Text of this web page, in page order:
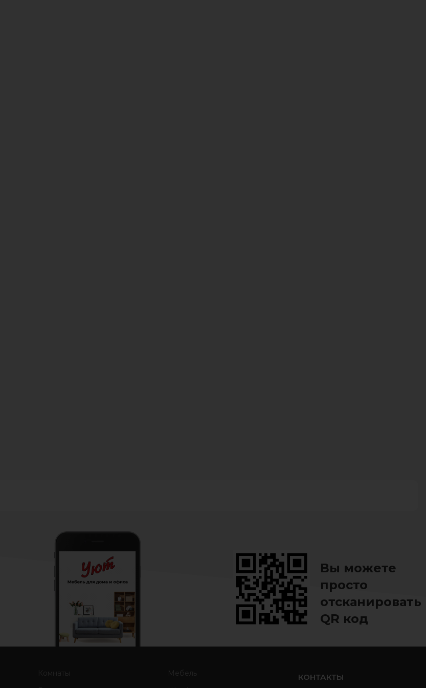
Вы можете
просто
отсканировать
QR код
Комнаты
Мебель
КОНТАКТЫ